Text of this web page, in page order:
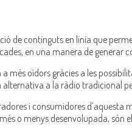
de continguts en línia que
en una manera de generar
més oïdors gràcies a les
alternativa a la ràdio tradicional
i consumidores
o menys desenvolupada, són